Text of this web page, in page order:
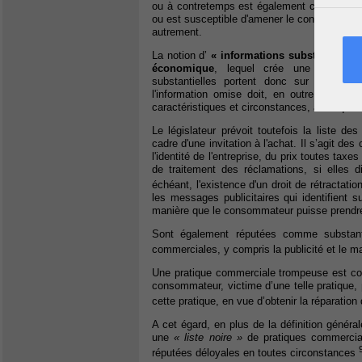
ou à contretemps est également constitutif
ou est susceptible d'amener le
autrement.
La notion d’« informations substantielles »
économique , lequel crée une
substantielles portent donc sur les
l'information omise doit, en outre, être
caractéristiques et circonstances, ainsi que
Le législateur prévoit toutefois la liste
cadre d'une invitation à l'achat. Il s’agit
l'identité de l'entreprise, du prix toutes
de traitement des réclamations, si elles
échéant, l'existence d'un droit de
les messages publicitaires qui identifient
manière que le consommateur puisse
Sont également réputées comme
commerciales, y compris la publicité et le
Une pratique commerciale trompeuse est
consommateur, victime d’une telle
cette pratique, en vue d’obtenir la réparation
A cet égard, en plus de la définition
une « liste noire » de pratiques
réputées déloyales en toutes circonstances